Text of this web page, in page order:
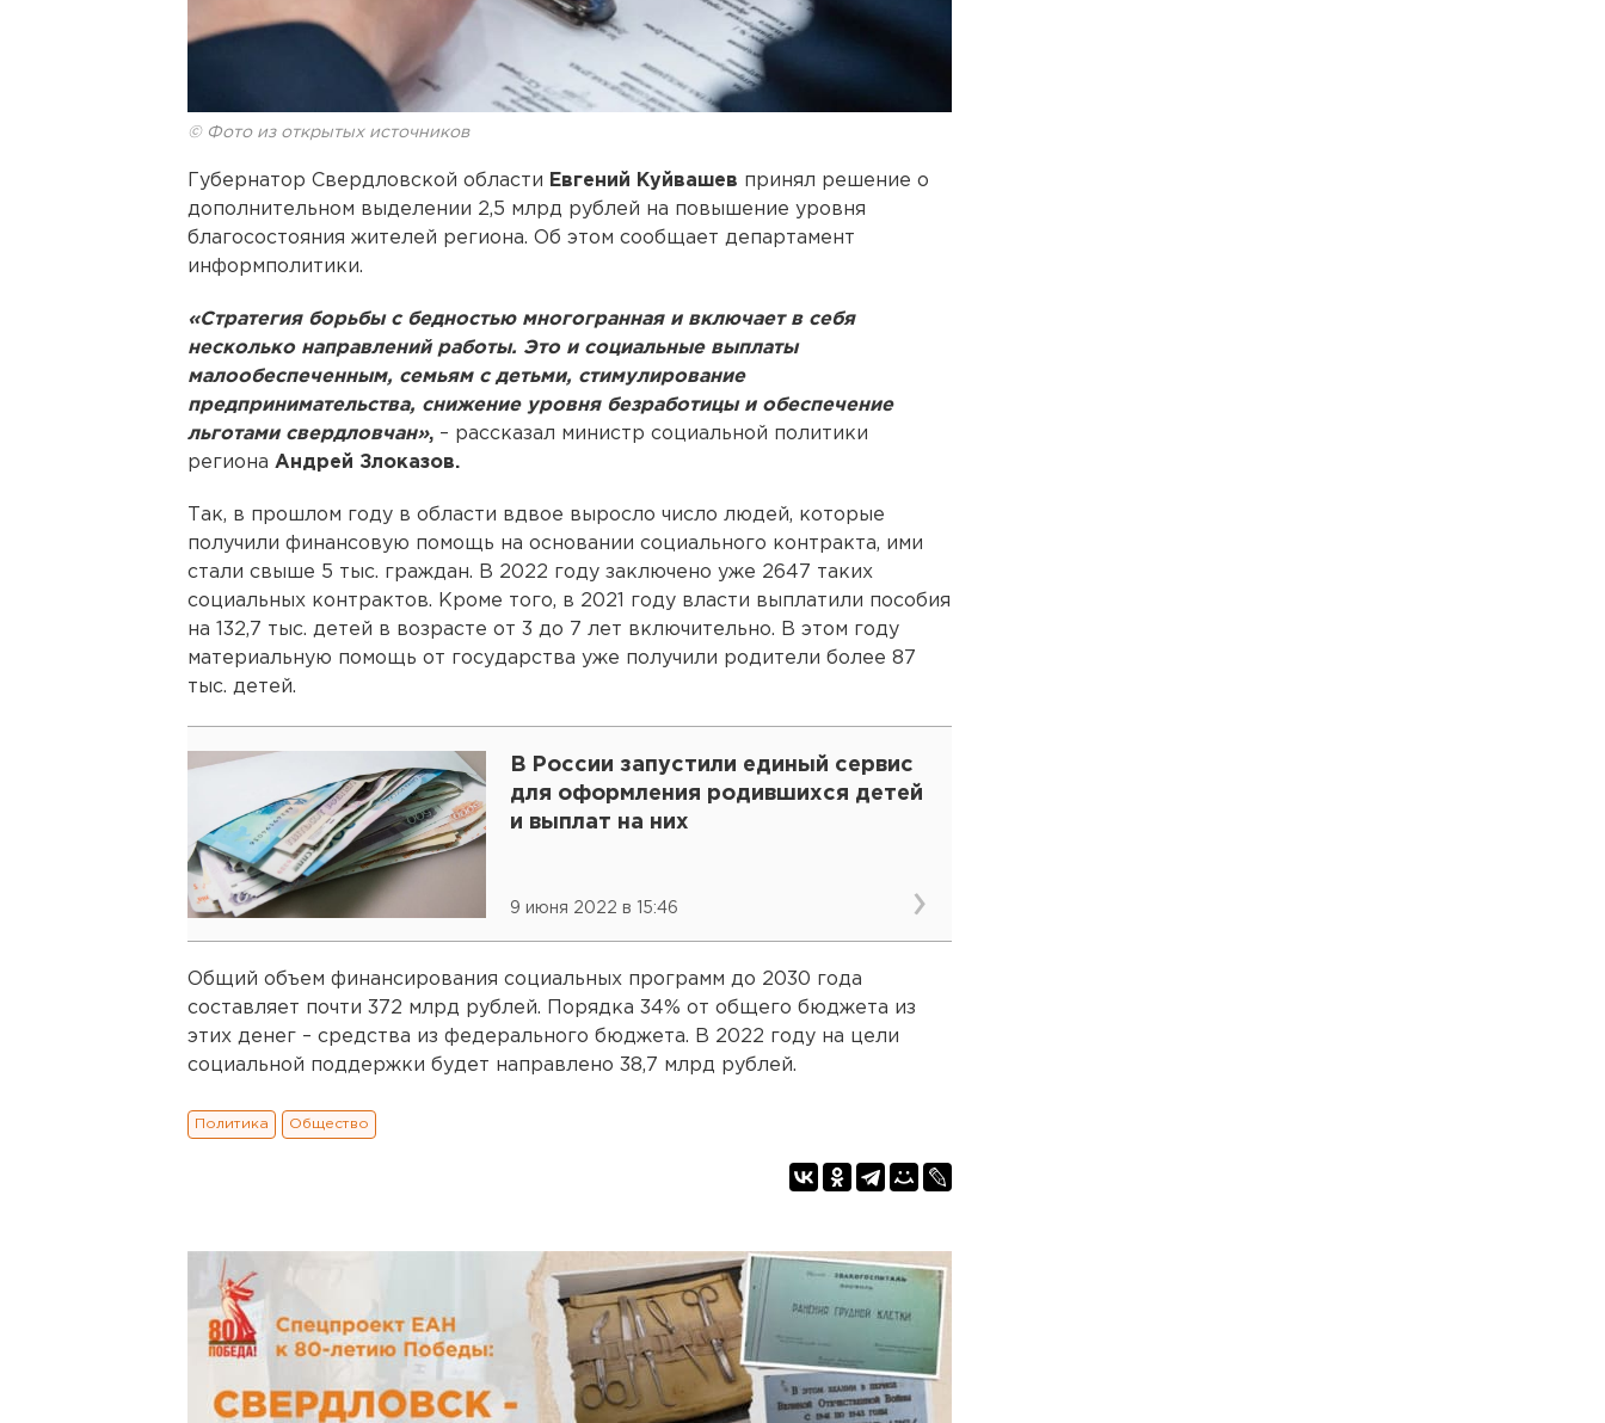
© Фото из открытых источников
Губернатор Свердловской области Евгений Куйвашев принял решение о
дополнительном выделении 2,5 млрд рублей на повышение уровня
благосостояния жителей региона. Об этом сообщает департамент
информполитики.
«Стратегия борьбы с бедностью многогранная и включает в себя
несколько направлений работы. Это и социальные выплаты
малообеспеченным, семьям с детьми, стимулирование
предпринимательства, снижение уровня безработицы и обеспечение
льготами свердловчан», – рассказал министр социальной политики
региона Андрей Злоказов.
Так, в прошлом году в области вдвое выросло число людей, которые
получили финансовую помощь на основании социального контракта, ими
стали свыше 5 тыс. граждан. В 2022 году заключено уже 2647 таких
социальных контрактов. Кроме того, в 2021 году власти выплатили пособия
на 132,7 тыс. детей в возрасте от 3 до 7 лет включительно. В этом году
материальную помощь от государства уже получили родители более 87
тыс. детей.
В России запустили единый сервис
для оформления родившихся детей
и выплат на них
9 июня 2022 в 15:46
Общий объем финансирования социальных программ до 2030 года
составляет почти 372 млрд рублей. Порядка 34% от общего бюджета из
этих денег – средства из федерального бюджета. В 2022 году на цели
социальной поддержки будет направлено 38,7 млрд рублей.
Политика Общество